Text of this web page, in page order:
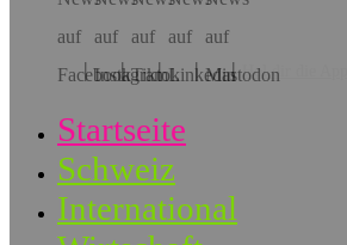
Hol dir die App!
Startseite
Schweiz
International